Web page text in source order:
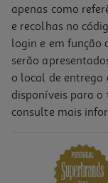
Café Auchan
10,99 €
apenas como
e recolhas no
login e em função
serão
o local de entrega
disponíveis para
consulte mais